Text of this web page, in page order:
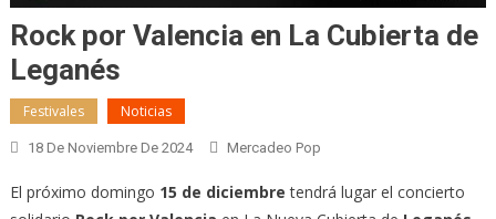
Rock por Valencia en La Cubierta de
Leganés
Festivales Noticias
18 De Noviembre De 2024 Mercadeo Pop
El próximo domingo 15 de diciembre tendrá lugar el concierto